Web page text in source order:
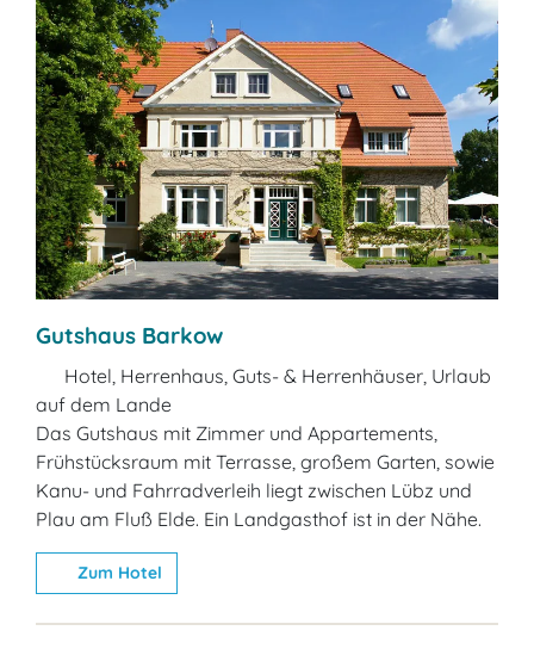
Gutshaus Barkow
Hotel, Herrenhaus, Guts- & Herrenhäuser, Urlaub
auf dem Lande
Das Gutshaus mit Zimmer und Appartements,
Frühstücksraum mit Terrasse, großem Garten, sowie
Kanu- und Fahrradverleih liegt zwischen Lübz und
Plau am Fluß Elde. Ein Landgasthof ist in der Nähe.
Zum Hotel